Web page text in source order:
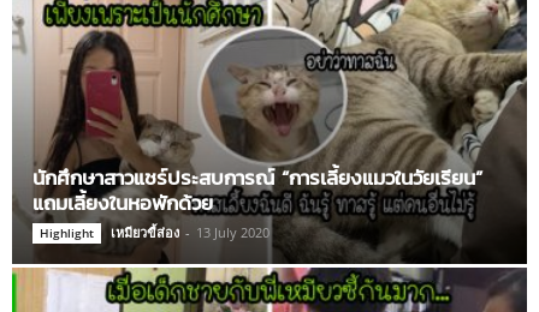
นักศึกษาสาวแชร์ประสบการณ์ “การเลี้ยงแมวในวัยเรียน”
แถมเลี้ยงในหอพักด้วย
Highlight เหมียวขี้ส่อง - 13 July 2020